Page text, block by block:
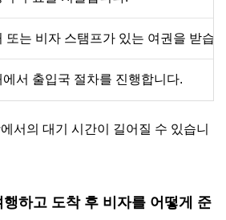
또는 비자 스탬프가 있는 여권을 받습
서 출입국 절차를 진행합니다.
서의 대기 시간이 길어질 수 있습니
하고 도착 후 비자를 어떻게 준